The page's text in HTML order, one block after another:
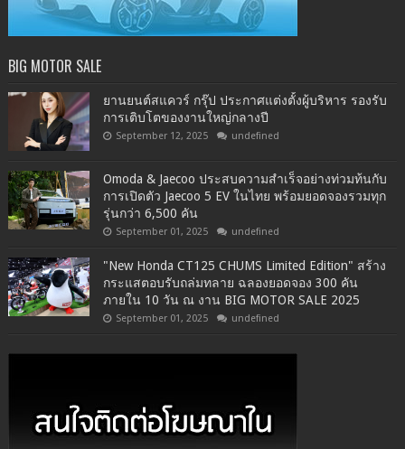
BIG MOTOR SALE
ยานยนต์สแควร์ กรุ๊ป ประกาศแต่งตั้งผู้บริหาร รองรับ
การเติบโตของงานใหญ่กลางปี
September 12, 2025 undefined
Omoda & Jaecoo ประสบความสำเร็จอย่างท่วมท้นกับ
การเปิดตัว Jaecoo 5 EV ในไทย พร้อมยอดจองรวมทุก
รุ่นกว่า 6,500 คัน
September 01, 2025 undefined
"New Honda CT125 CHUMS Limited Edition" สร้าง
กระแสตอบรับถล่มทลาย ฉลองยอดจอง 300 คัน
ภายใน 10 วัน ณ งาน BIG MOTOR SALE 2025
September 01, 2025 undefined